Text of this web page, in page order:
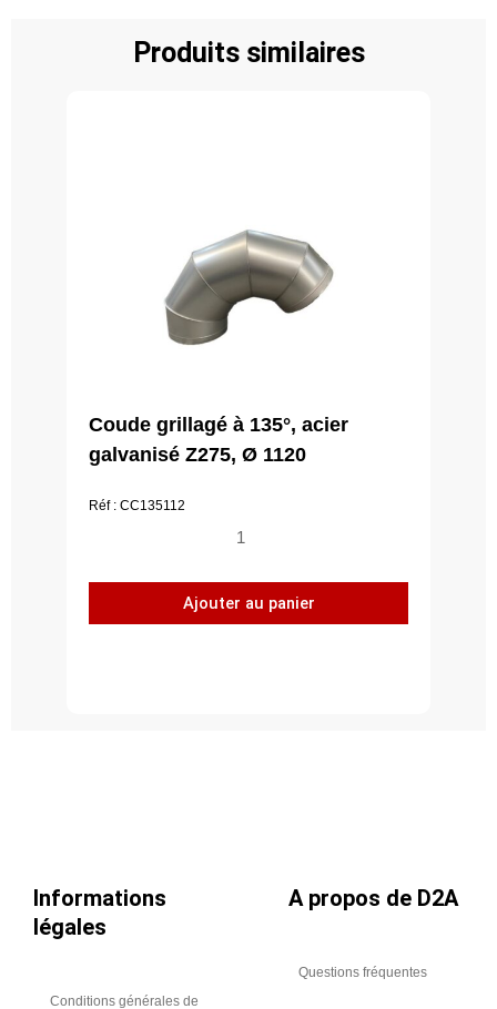
Produits similaires
Coude grillagé à 135°, acier
galvanisé Z275, Ø 1120
Réf : CC135112
quantité
Coude
grillagé
Ajouter au panier
Informations
légales
Conditions générales de
A propos de D2A
Questions fréquentes